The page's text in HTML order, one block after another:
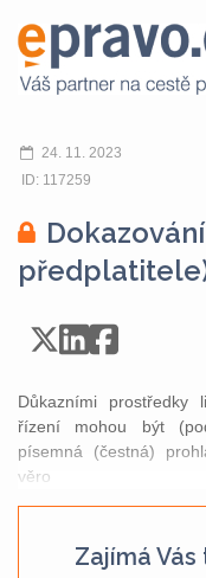
24. 11. 2023
ID: 117259
Důkazními prostředky
řízení mohou být
písemná (čestná)
věro
Zajímá